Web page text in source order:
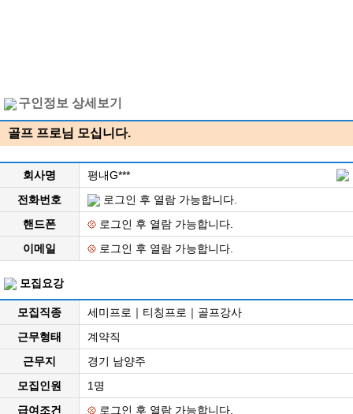
구인정보 상세보기
골프 프로님 모십니다.
회사명
평내G***
전화번호
로그인 후 열람 가능합니다.
핸드폰
로그인 후 열람 가능합니다.
이메일
로그인 후 열람 가능합니다.
모집요강
모집직종
세미프로｜티칭프로｜골프강사
근무형태
계약직
근무지
경기 남양주
모집인원
1명
급여조건
로그인 후 열람 가능합니다.